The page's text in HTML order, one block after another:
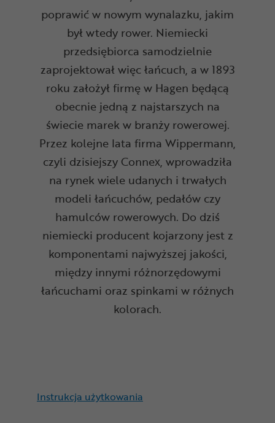
poprawić w nowym wynalazku, jakim
był wtedy rower. Niemiecki
przedsiębiorca samodzielnie
zaprojektował więc łańcuch, a w 1893
roku założył firmę w Hagen będącą
obecnie jedną z najstarszych na
świecie marek w branży rowerowej.
Przez kolejne lata firma Wippermann,
czyli dzisiejszy Connex, wprowadziła
na rynek wiele udanych i trwałych
modeli łańcuchów, pedałów czy
hamulców rowerowych. Do dziś
niemiecki producent kojarzony jest z
komponentami najwyższej jakości,
między innymi różnorzędowymi
łańcuchami oraz spinkami w różnych
kolorach.
Instrukcja użytkowania